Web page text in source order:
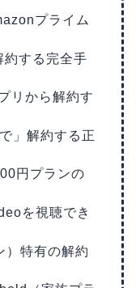
プライム
約する完全手
リから解約す
」解約する正
円プランの
を視聴でき
）特有の解約